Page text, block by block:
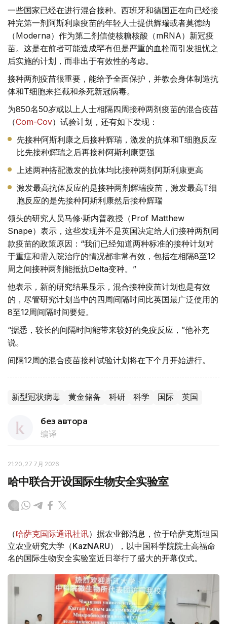
一些国家已经在进行混合接种。西班牙和德国正在向已经接
种完第一剂阿斯利康疫苗的年轻人士提供辉瑞或者莫德纳
（Moderna）作为第二剂信使核糖核酸（mRNA）新冠疫
苗。这是在前者可能造成罕有但是严重的血栓而引发担忧之
后实施的计划，而非出于有效性的考虑。
接种两剂疫苗很重要，能给予全面保护，并教会身体制造抗
体和T细胞来拦截和杀死新冠病毒。
为850名50岁或以上人士相隔四周接种两剂疫苗的混合疫苗
（Com-Cov）试验计划，还有如下发现：
先接种阿斯利康之后接种辉瑞，激发的抗体和T细胞反应
比先接种辉瑞之后再接种阿斯利康更强
上述两种搭配激发的抗体均比接种两剂阿斯利康更高
激发最高抗体反应的是接种两剂辉瑞疫苗，激发最高T细
胞反应的是先接种阿斯利康然后接种辉瑞
领头的研究人员马修·斯内普教授（Prof Matthew
Snape）表示，这些发现并不是英国决定给人们接种两剂同
款疫苗的政策原因：“我们已经知道两种标准的接种计划对
于重症和需入院治疗的情况都非常有效，包括在相隔8至12
周之间接种两剂能抵抗Delta变种。”
他表示，新的研究结果显示，混合接种疫苗计划也是有效
的，尽管研究计划当中的四周间隔时间比英国最广泛使用的
8至12周间隔时间要短。
“据悉，较长的间隔时间能带来较好的免疫反应，”他补充
说。
间隔12周的混合疫苗接种试验计划将在下个月开始进行。
新型冠状病毒 黄金储备 科研 科学 国际 英国
без автора
编译
21:20, 27 7月 2026
哈中联合开设国际生物安全实验室
（哈萨克国际通讯社讯）据农业部消息，位于哈萨克斯坦国
立农业研究大学（KazNARU），以中国科学院院士高福命
名的国际生物安全实验室近日举行了盛大的开幕仪式。